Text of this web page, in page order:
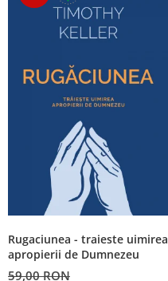
Rugaciunea - traieste uimirea
apropierii de Dumnezeu
59,00 RON